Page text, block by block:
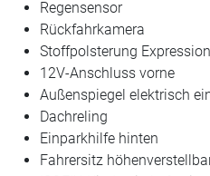
Regensensor
Rückfahrkamera
Stoffpolsterung Expression
12V-Anschluss vorne
Außenspiegel elektrisch
Dachreling
Einparkhilfe hinten
Fahrersitz